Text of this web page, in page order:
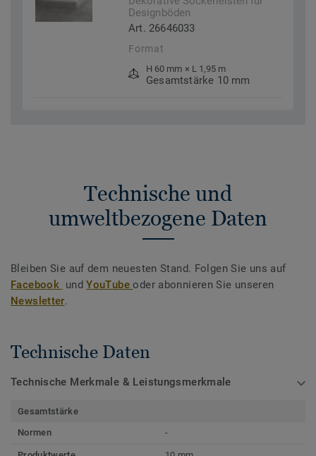
Designböden
Art. 26646033
Format
H 60 mm × L 1,95 m
Gesamtstärke 10 mm
Technische und
umweltbezogene Daten
Bleiben Sie auf dem neuesten Stand. Folgen Sie uns auf
Facebook undYouTubeoder abonnieren Sie unseren
Newsletter.
Technische Daten
Technische Merkmale & Leistungsmerkmale
Gesamtstärke
Normen
-